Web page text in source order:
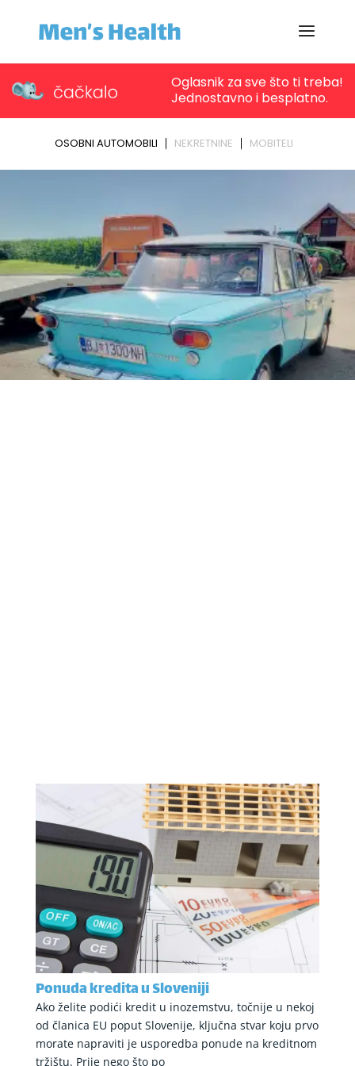
Ponuda kredita u Sloveniji
Ako želite podići kredit u inozemstvu, točnije u nekoj
od članica EU poput Slovenije, ključna stvar koju prvo
morate napraviti je usporedba ponude na kreditnom
tržištu. Prije nego što po